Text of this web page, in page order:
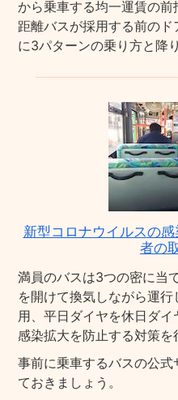
から乗車する均一運賃の
距離バスが採用する前の
に3パターンの乗り方と降
新型コロナウイルスの
者の
満員のバスは3つの密に当
を開けて換気しながら運
用、平日ダイヤを休日ダ
感染拡大を防止する対策を
事前に乗車するバスの公
ておきましょう。